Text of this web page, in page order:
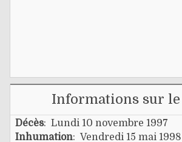
Informations sur le
Décès: Lundi 10 novembre 1997
Inhumation: Vendredi 15 mai 1998